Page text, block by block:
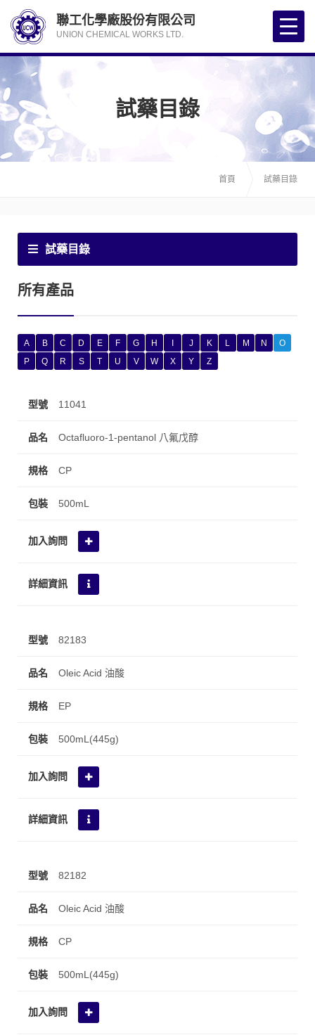
試藥目錄
首頁 試藥目錄
試藥目錄
所有產品
A B C D E F G H J K L M N
O
P
Q R S T U V W X Y Z
11041
Octafluoro-1-pentanol 八氟戊醇
CP
500mL
82183
Oleic Acid 油酸
EP
500mL(445g)
82182
Oleic Acid 油酸
CP
500mL(445g)
聯工化學廠股份有限公司
UNION CHEMICAL WORKS LTD.